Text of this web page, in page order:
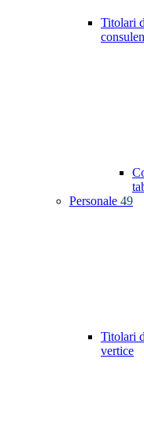
Titolari
Personale 49
Titolari
vertice